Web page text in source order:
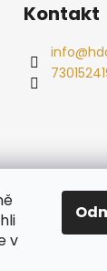
v
Kontakt
info@
sauny